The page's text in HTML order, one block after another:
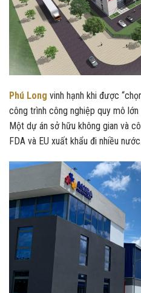
Phú Long vinh hạnh khi được
công trình công nghiệp quy mô
Một dự án sở hữu không gian và
FDA và EU xuất khẩu đi nhiều nước.